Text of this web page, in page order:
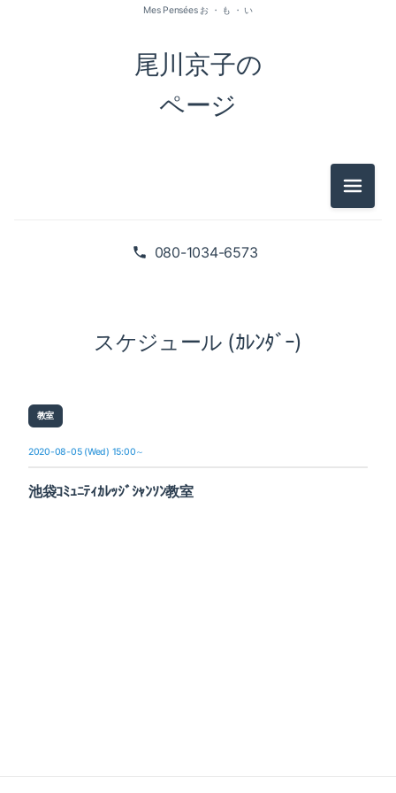
080-1034-6573
尾川京子の
ページ
Mes Pensées お ・ も ・ い
メニュ
スケジュール (ｶﾚﾝﾀﾞｰ)
教室
2020-08-05 (Wed) 15:00～
池袋ｺﾐｭﾆﾃｨｶﾚｯｼﾞｼｬﾝｿﾝ教室